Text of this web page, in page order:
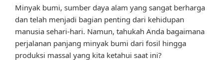
Minyak bumi, sumber daya alam yang sangat berharga
dan telah menjadi bagian penting dari kehidupan
manusia sehari-hari. Namun, tahukah Anda bagaimana
perjalanan panjang minyak bumi dari fosil hingga
produksi massal yang kita ketahui saat ini?